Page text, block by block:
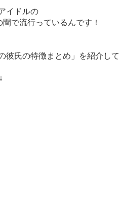
イドルの
で流行っているんです！
彼氏の特徴まとめ」を紹介し